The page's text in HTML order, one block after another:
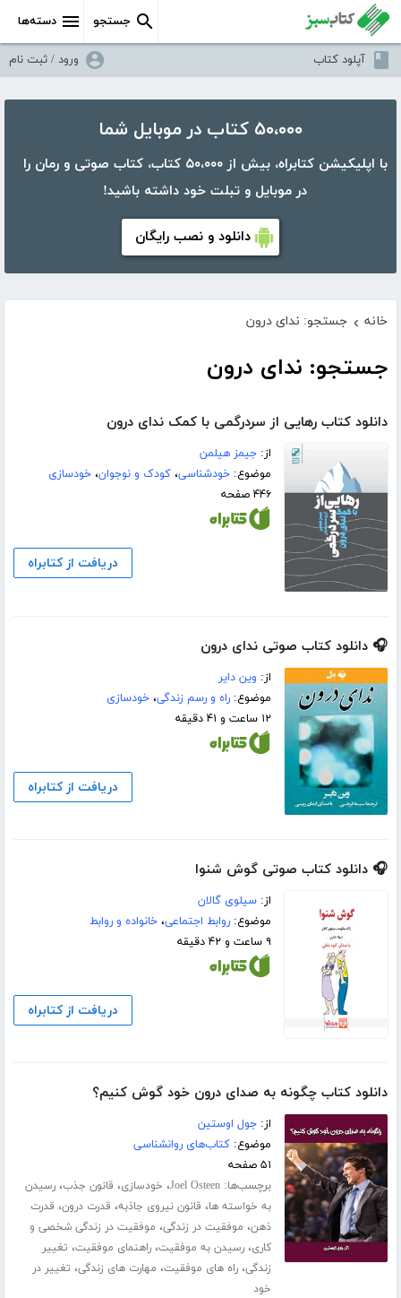
دسته‌ها جستجو
آپلود کتاب ورود / ثبت نام
۵۰،۰۰۰ کتاب در موبایل شما
با اپلیکیشن کتابراه، بیش از ۵۰،۰۰۰ کتاب، کتاب صوتی و رمان را
در موبایل و تبلت خود داشته باشید!
دانلود و نصب رایگان
خانه › جستجو: ندای درون
جستجو: ندای درون
دانلود کتاب رهایی از سردرگمی با کمک ندای درون
از:جیمز هیلمن
موضوع:خودشناسی،کودک و نوجوان،خودسازی
۴۴۶ صفحه
دریافت از کتابراه
🎧 دانلود کتاب صوتی ندای درون
از: وین دایر
موضوع:راه و رسم زندگی،خودسازی
۱۲ ساعت و ۴۱ دقیقه
دریافت از کتابراه
🎧 دانلود کتاب صوتی گوش شنوا
از:سیلوی گالان
موضوع:روابط اجتماعی،خانواده و روابط
۹ ساعت و ۴۲ دقیقه
دریافت از کتابراه
دانلود کتاب چگونه به صدای درون خود گوش کنیم؟
از:جول اوستین
موضوع:کتاب‌های روانشناسی
۵۱ صفحه
برچسب‌ها:Joel Osteen، خودسازی، قانون جذب،رسیدن
به خواسته ها، قانون نیروی جاذبه، قدرت درون، قدرت
ذهن، موفقیت در زندگی، موفقیت در زندگی شخصی و
کاری،رسیدن به موفقیت،راهنمای موفقیت، تغییر
زندگی،راه های موفقیت، مهارت های زندگی، تغییر در
خود